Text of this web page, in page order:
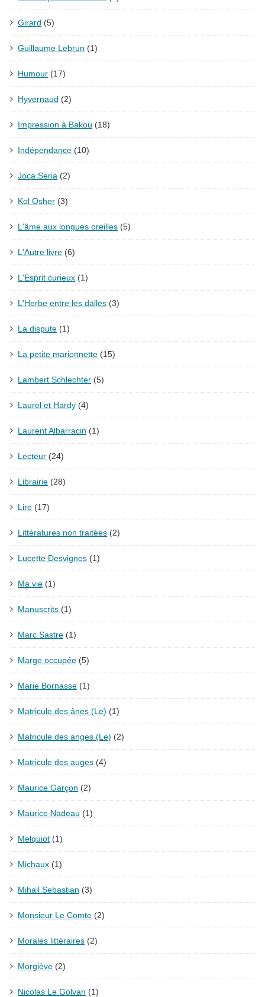
Girard (5)
Guillaume Lebrun (1)
Humour (17)
Hyvernaud (2)
Impression à Bakou (18)
Indépendance (10)
Joca Seria (2)
Kol Osher (3)
L'âme aux longues oreilles (5)
L'Autre livre (6)
L'Esprit curieux (1)
L'Herbe entre les dalles (3)
La dispute (1)
La petite marionnette (15)
Lambert Schlechter (5)
Laurel et Hardy (4)
Laurent Albarracin (1)
Lecteur (24)
Librairie (28)
Lire (17)
Littératures non traitées (2)
Lucette Desvignes (1)
Ma vie (1)
Manuscrits (1)
Marc Sastre (1)
Marge occupée (5)
Marie Bornasse (1)
Matricule des ânes (Le) (1)
Matricule des anges (Le) (2)
Matricule des auges (4)
Maurice Garçon (2)
Maurice Nadeau (1)
Melquiot (1)
Michaux (1)
Mihail Sebastian (3)
Monsieur Le Comte (2)
Morales littéraires (2)
Morgiève (2)
Nicolas Le Golvan (1)